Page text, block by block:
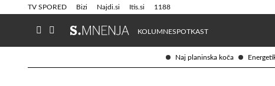
Naj planinska koča
TV SPORED Bizi Najdi.si Itis.si 1188
KOLUMNESPOTKAST
Info in obvestila Tehnik